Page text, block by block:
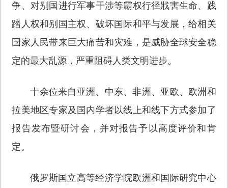
争、对别国进行军事干涉等霸权行径戕害生命、践
踏人权和别国主权、破坏国际和平与发展，给相关
国家人民带来巨大痛苦和灾难，是威胁全球安全稳
定的最大乱源，严重阻碍人类文明进步。
十余位来自亚洲、中东、非洲、亚欧、欧洲和
拉美地区专家及国内学者以线上和线下方式参加了
报告发布暨研讨会，并对报告予以高度评价和肯
定。
俄罗斯国立高等经济学院欧洲和国际研究中心